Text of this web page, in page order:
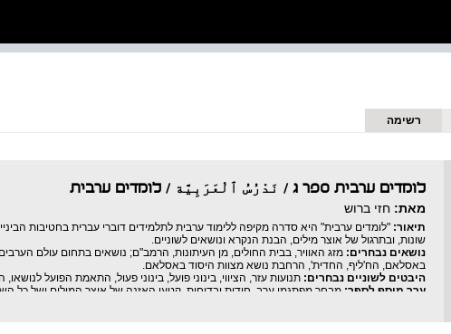
רשימה
לומדים ערבית ספר ג / نَدْرُسُ ٱلْعَرَبِيَّة / לומדים ערבית
מאת: חזי ברוש
תיאור: "לומדים ערבית" היא סדרה מקיפה ללימוד ערבית לתלמידים דוברי עברית בחטיבות
שונות, ובתרגול של אוצר מילים, הבנת הנקרא ונושאים לשוניים.
נושאים נבחרים: מזג האוויר, בבית החולים, מן העיתונות, הרמב"ם; נושאים בתחום עולם
באסלאם, הח'ליף, החדית', הרחבת נושא מצוות היסוד באסלאם.
היבטים לשוניים נבחרים: תנועות עזר, הציווי, בינוני פועל, בינוני פעול, התאמת הפועל לנושאו,
ערך מוסף לספר: מבחר מפתגמי ערב, חידות ובדיחות, קטעי האזנה של אוצר המילים ושל כל